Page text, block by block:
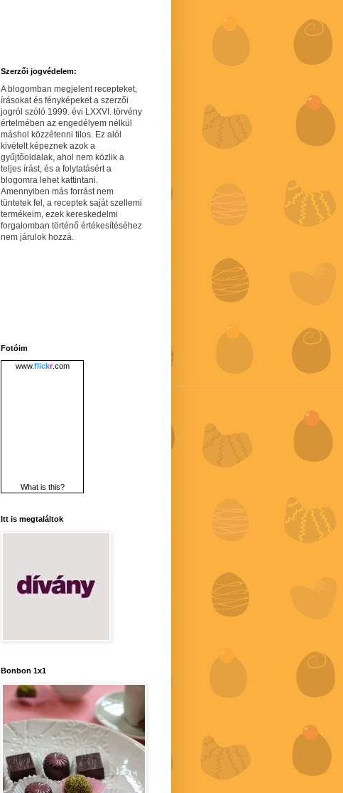
Szerzői jogvédelem:
A blogomban megjelent recepteket,
írásokat és fényképeket a szerzői
jogról szóló 1999. évi LXXVI. törvény
értelmében az engedélyem nélkül
máshol közzétenni tilos. Ez alól
kivételt képeznek azok a
gyűjtőoldalak, ahol nem közlik a
teljes írást, és a folytatásért a
blogomra lehet kattintani.
Amennyiben más forrást nem
tüntetek fel, a receptek saját szellemi
termékeim, ezek kereskedelmi
forgalomban történő értékesítéséhez
nem járulok hozzá.
Fotóim
www.flickr.com
What is this?
Itt is megtaláltok
Bonbon 1x1